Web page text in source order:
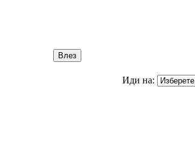
Иди на: